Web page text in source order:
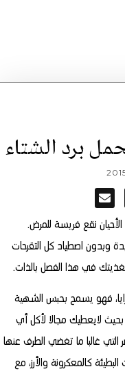
برد الشتاء
نقع فريسة للمرض.
اصطياد كل التقرحات
في هذا الفصل بالذات.
فهو يسمح بحبس الشهية
لايعطيك مجالا لأكل أي
غالبا ما تغضي الطرف عنها
كالمعكرونة والأرز، مع